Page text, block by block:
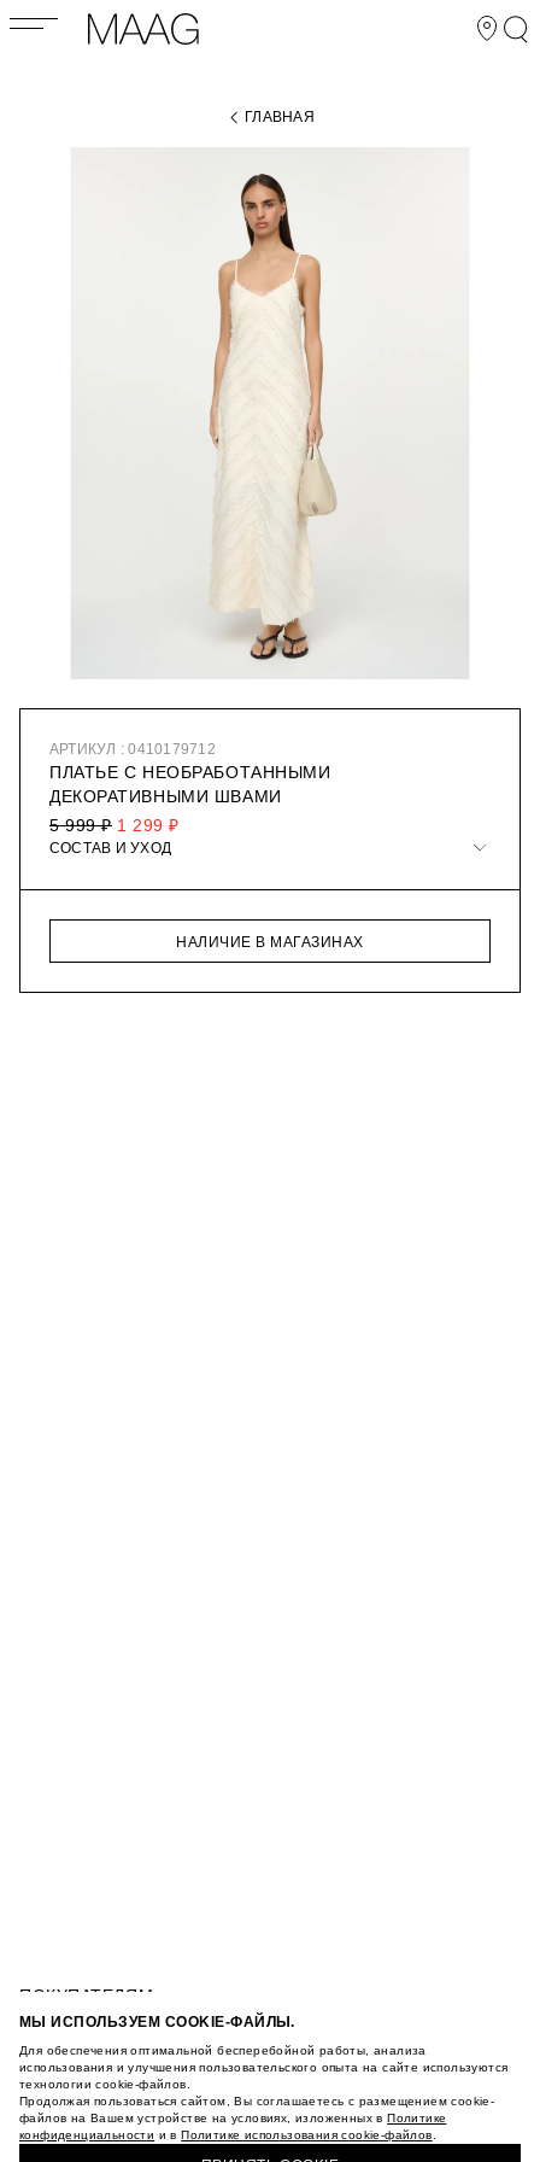
ГЛАВНАЯ
АРТИКУЛ : 0410179712
ПЛАТЬЕ С НЕОБРАБОТАННЫМИ
ДЕКОРАТИВНЫМИ ШВАМИ
1 299 ₽
5 999 ₽
СОСТАВ И УХОД
НАЛИЧИЕ В МАГАЗИНАХ
МЫ ИСПОЛЬЗУЕМ COOKIE-ФАЙЛЫ.
Для обеспечения оптимальной бесперебойной работы, анализа
использования и улучшения пользовательского опыта на сайте используются
технологии cookie-файлов.
Продолжая пользоваться сайтом, Вы соглашаетесь с размещением cookie-
файлов на Вашем устройстве на условиях, изложенных вПолитике
конфиденциальности и вПолитике использования cookie-файлов
ПОКУПАТЕЛЯМ
УСЛОВИЯ ИСПОЛЬЗОВАНИЯ ПОДАРОЧНЫХ
КАРТ
ПОЛИТИКА КОНФИДЕНЦИАЛЬНОСТИ
ПОЛИТИКА COOKIE
УСЛОВИЯ ПОКУПКИ
О НАС
ПЛАТЬЕ С НЕОБРАБОТАННЫМИ ДЕКОРАТИВНЫМИ
ШВАМИ
КУПИТЬ + ПОЛУЧИТЬ В МАГАЗИНЕ MAAG